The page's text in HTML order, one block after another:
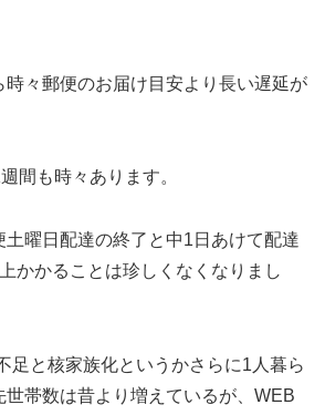
時々郵便のお届け目安より長い遅延が
間も時々あります。
土曜日配達の終了と中1日あけて配達
かかることは珍しくなくなりまし
足と核家族化というかさらに1人暮ら
世帯数は昔より増えているが、WEB